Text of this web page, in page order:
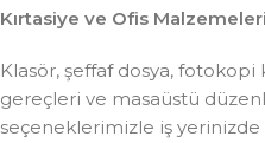
Kırtasiye ve Ofis
Klasör, şeffaf dosya, fotokopi
gereçleri ve masaüstü
seçeneklerimizle iş